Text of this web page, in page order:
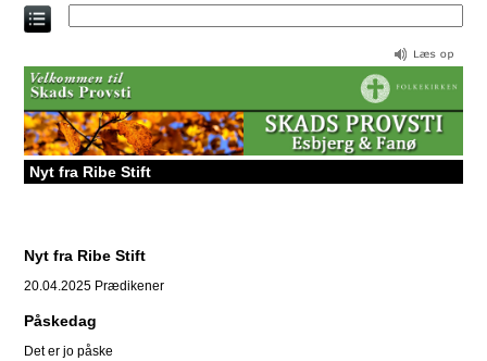
Direkte
til
Nyt fra Ribe Stift
Nyt fra Ribe Stift
20.04.2025 Prædikener
Påskedag
Det er jo påske